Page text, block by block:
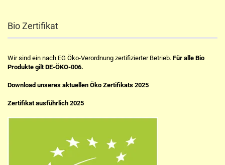
Bio Zertifikat
Wir sind ein nach EG Öko-Verordnung zertifizierter Betrieb. Für alle Bio
Produkte gilt DE-ÖKO-006.
Download unseres aktuellen Öko Zertifikats 2025
Zertifikat ausführlich 2025